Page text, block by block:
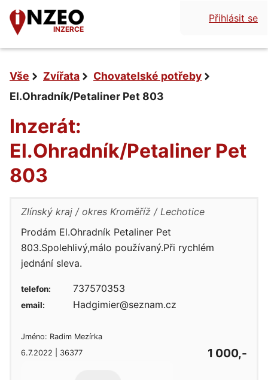
INZERCE
Přihlásit se
Vše Zvířata
Chovatelské potřeby
El.Ohradník/Petaliner Pet 803
Inzerát:
El.Ohradník/Petaliner Pet
803
Zlínský kraj okres Kroměříž
Lechotice
Prodám El.Ohradník Petaliner Pet
803.Spolehlivý,málo používaný.Při rychlém
jednání sleva.
Jméno: Radim Mezírka
6.7.2022 | 36377
1 000,-
telefon: 737570353
email: Hadgimier@seznam.cz